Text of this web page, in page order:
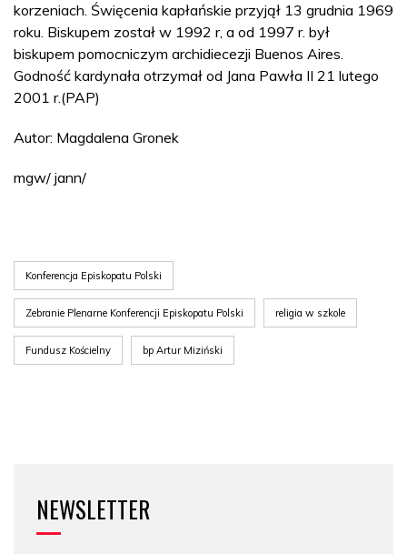
korzeniach. Święcenia kapłańskie przyjął 13 grudnia 1969
roku. Biskupem został w 1992 r, a od 1997 r. był
biskupem pomocniczym archidiecezji Buenos Aires.
Godność kardynała otrzymał od Jana Pawła II 21 lutego
2001 r.(PAP)
Autor: Magdalena Gronek
mgw/ jann/
Konferencja Episkopatu Polski
Zebranie Plenarne Konferencji Episkopatu Polski religia w szkole
Fundusz Kościelny bp Artur Miziński
NEWSLETTER